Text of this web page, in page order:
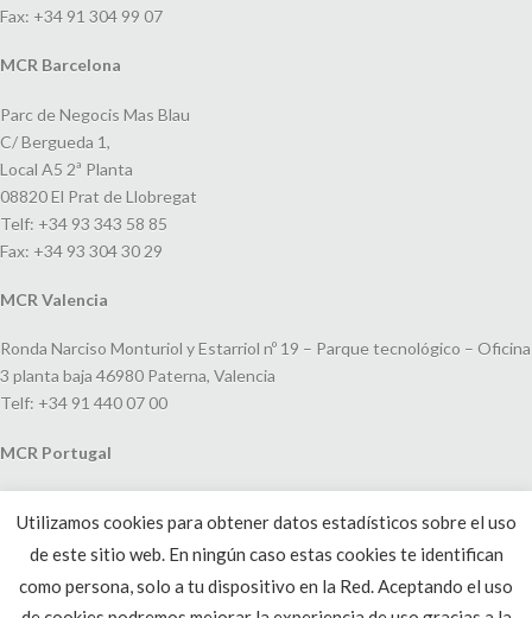
Fax: +34 91 304 99 07
MCR Barcelona
Parc de Negocis Mas Blau
C/ Bergueda 1,
Local A5 2ª Planta
08820 El Prat de Llobregat
Telf: +34 93 343 58 85
Fax: +34 93 304 30 29
MCR Valencia
Ronda Narciso Monturiol y Estarriol nº 19 – Parque tecnológico – Oficina
3 planta baja 46980 Paterna, Valencia
Telf: +34 91 440 07 00
MCR Portugal
João V, 24
1250-091 Lisboa, Portugal
Telf: +351 220 993 033
Utilizamos cookies para obtener datos estadísticos sobre el uso
de este sitio web. En ningún caso estas cookies te identifican
como persona, solo a tu dispositivo en la Red. Aceptando el uso